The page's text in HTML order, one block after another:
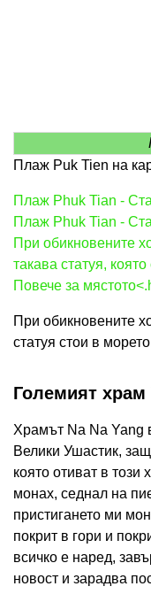
Плаж Puk Tien на
Плаж Phuk Tian -
Плаж Phuk Tian -
При обикновените
такава статуя,
Повече за
При обикновените
статуя стои в
Големият
Храмът Na Na Yang
Велики Ушастик,
която отиват в този
монах, седнал на
пристигането ми
покрит в гори и
всичко е наред,
новост и зарадва